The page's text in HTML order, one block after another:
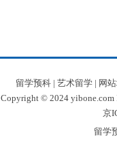
留学预科| 艺术留学| 网
Copyright © 2024 yibone.com
京
留学